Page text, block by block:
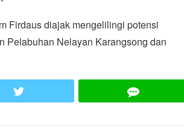
Firdaus diajak mengelilingi potensi
Pelabuhan Nelayan Karangsong dan